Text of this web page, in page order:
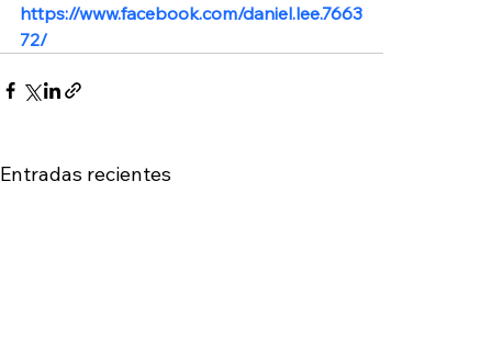
https://www.facebook.com/daniel.lee.7663
72/
Entradas recientes